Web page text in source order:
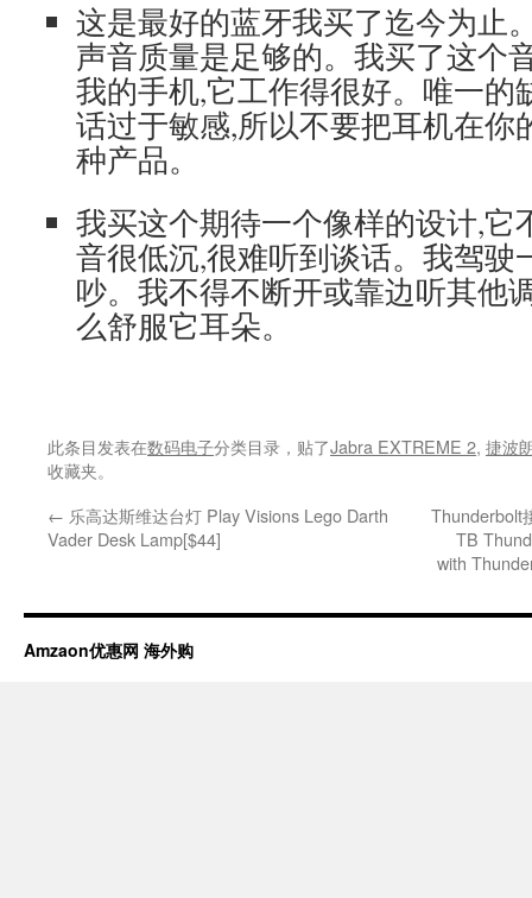
这是最好的蓝牙我买了迄今为止
声音质量是足够的。我买了这个
我的手机,它工作得很好。唯一的
话过于敏感,所以不要把耳机在你
种产品。
我买这个期待一个像样的设计,它
音很低沉,很难听到谈话。我驾驶
吵。我不得不断开或靠边听其他
么舒服它耳朵。
此条目发表在数码电子分类目录，贴了Jabra EXTREME 2, 捷波
收藏夹。
← 乐高达斯维达台灯 Play Visions Lego Darth
Vader Desk Lamp[$44]
Thunderbolt
TB
with
Amzaon优惠网 海外购